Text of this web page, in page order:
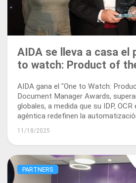
AIDA se lleva a casa el
to watch: Product of
AIDA gana el "One to Watch:
Document Manager Awards,
globales, a medida que su IDP,
agéntica redefinen la
11/18/2025
PARTNERS